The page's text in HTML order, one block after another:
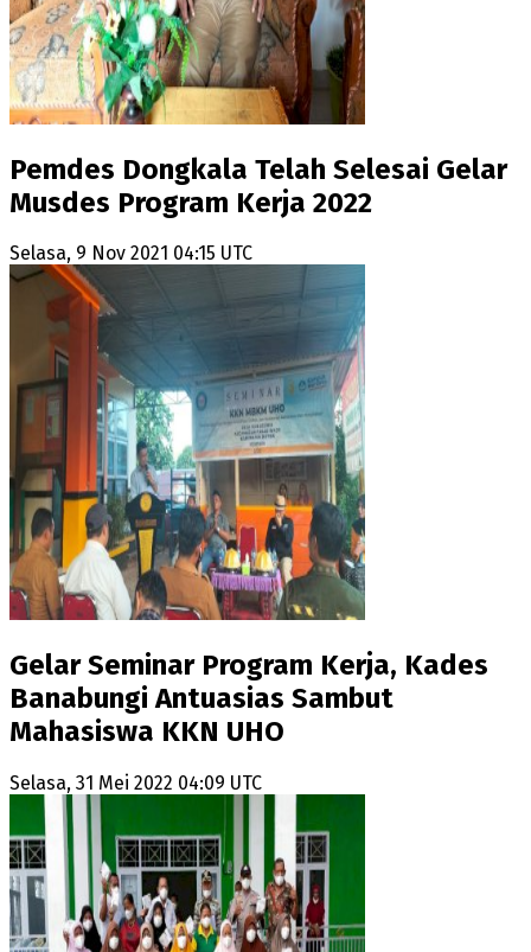
Pemdes Dongkala Telah Selesai Gelar
Musdes Program Kerja 2022
Selasa, 9 Nov 2021 04:15 UTC
Gelar Seminar Program Kerja, Kades
Banabungi Antuasias Sambut
Mahasiswa KKN UHO
Selasa, 31 Mei 2022 04:09 UTC